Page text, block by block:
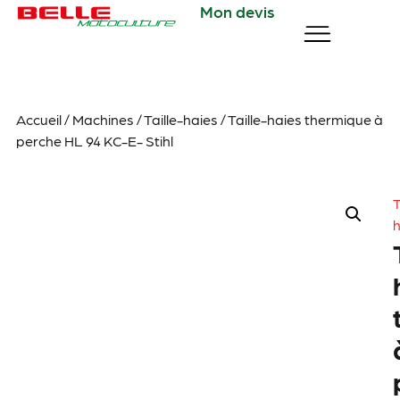
Mon devis
Accueil/ Machines /Taille-haies / Taille-haies thermique à
perche HL 94 KC-E- Stihl